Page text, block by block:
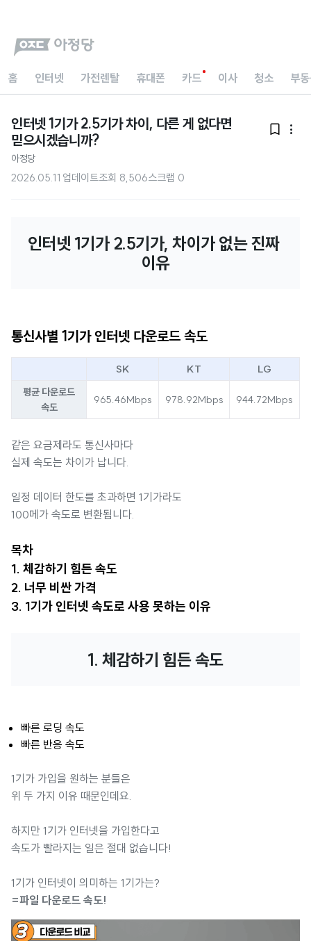
홈 인터넷 가전렌탈 휴대폰 카드 이사 청소 부
인터넷 1기가 2.5기가 차이, 다른 게 없다면
믿으시겠습니까?
 
아정당
2026.05.11 업데이트조회 8,506스크랩 0
인터넷 1기가 2.5기가, 차이가 없는 진짜
이유
통신사별 1기가 인터넷 다운로드 속도
SK KT
LG
평균 다운로드
속도
965.46Mbps 978.92Mbps 944.72Mbps
같은 요금제라도 통신사마다
실제 속도는 차이가 납니다.
일정 데이터 한도를 초과하면 1기가라도
100메가 속도로 변환됩니다.
목차
1. 체감하기 힘든 속도
2. 너무 비싼 가격
3. 1기가 인터넷 속도로 사용 못하는 이유
1. 체감하기 힘든 속도
빠른 로딩 속도
빠른 반응 속도
1기가 가입을 원하는 분들은
위 두 가지 이유 때문인데요.
하지만 1기가 인터넷을 가입한다고
속도가 빨라지는 일은 절대 없습니다!
1기가 인터넷이 의미하는 1기가는?
=파일 다운로드 속도!